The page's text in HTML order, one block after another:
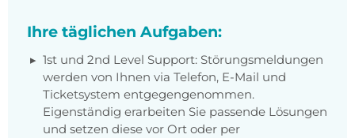
Ihre täglichen Aufgaben:
1st und 2nd Level Support: Störungsmeldungen
werden von Ihnen via Telefon, E-Mail und
Ticketsystem entgegengenommen.
Eigenständig erarbeiten Sie passende Lösungen
und setzen diese vor Ort oder per